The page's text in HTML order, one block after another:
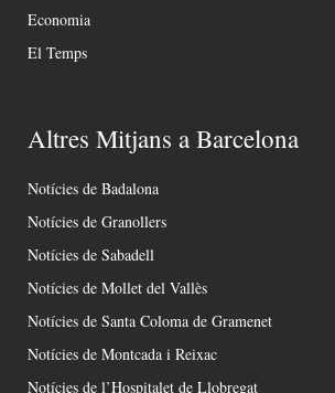
Economia
El Temps
Altres Mitjans a Barcelona
Notícies de Badalona
Notícies de Granollers
Notícies de Sabadell
Notícies de Mollet del Vallès
Notícies de Santa Coloma de Gramenet
Notícies de Montcada i Reixac
Notícies de l’Hospitalet de Llobregat